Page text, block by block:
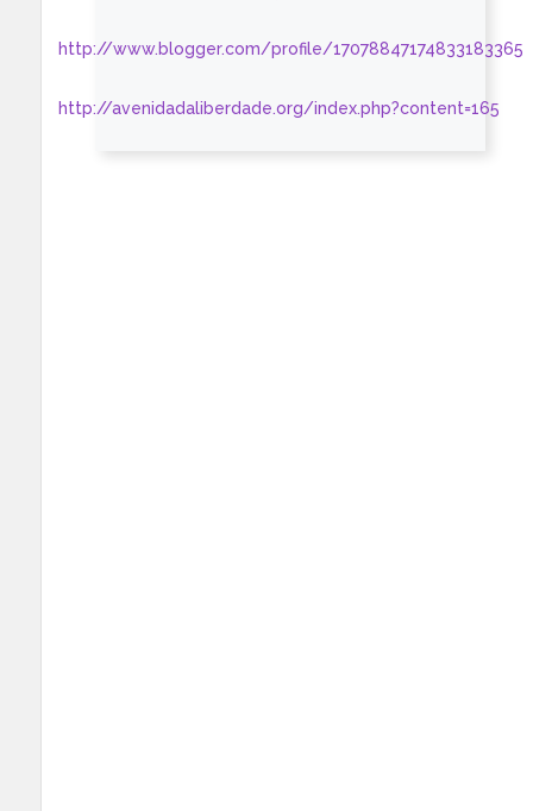
http://www.blogger.com/profile/17078847174833183365
http://avenidadaliberdade.org/index.php?content=165